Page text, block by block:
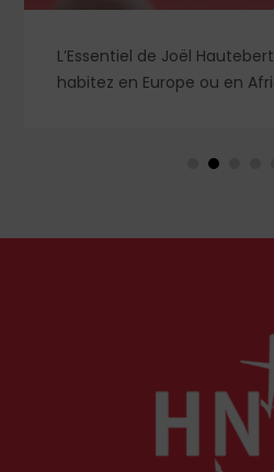
L’Essentiel de Joël
habitez en Europe ou en
événements aux Pays-Bas
comme l'a rappelé Léon